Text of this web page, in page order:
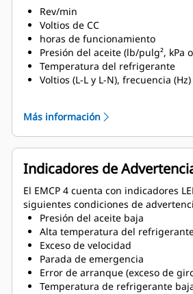
Rev/min
Voltios de CC
horas de funcionamiento
Presión del aceite (lb/pulg², kPa
Temperatura del refrigerante
Voltios (L-L y L-N), frecuencia (Hz)
Más información
Indicadores de
El EMCP 4 cuenta con indicadores
siguientes condiciones de
Presión del aceite baja
Alta temperatura del
Exceso de velocidad
Parada de emergencia
Error de arranque (exceso de
Temperatura de refrigerante